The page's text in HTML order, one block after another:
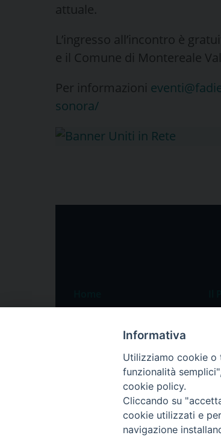
attuale.
L’ingresso all’incontro è
e il Comune di Montereale
Per informazioni
sonora/
Pordenone
Portogruaro
Friuli Occidentale
Veneto Orientale
Informativa
Utilizziamo cookie o
funzionalità
cookie policy.
Cliccando su
cookie utilizzati e
navigazione